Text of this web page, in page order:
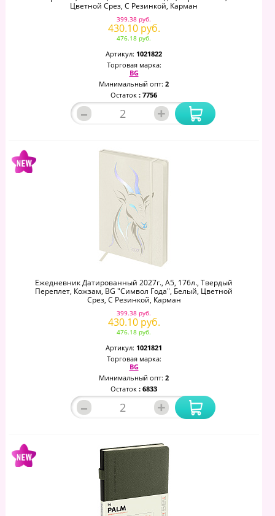
Цветной Срез, С Резинкой, Карман
399.38 руб.
430.10 руб.
476.18 руб.
Артикул: 1021822
Торговая марка:
BG
Минимальный опт: 2
Остаток : 7756
– +
Ежедневник Датированный 2027г., А5, 176л., Твердый
Переплет, Кожзам, BG "Символ Года", Белый, Цветной
Срез, С Резинкой, Карман
399.38 руб.
430.10 руб.
476.18 руб.
Артикул: 1021821
Торговая марка:
BG
Минимальный опт: 2
Остаток : 6833
– +